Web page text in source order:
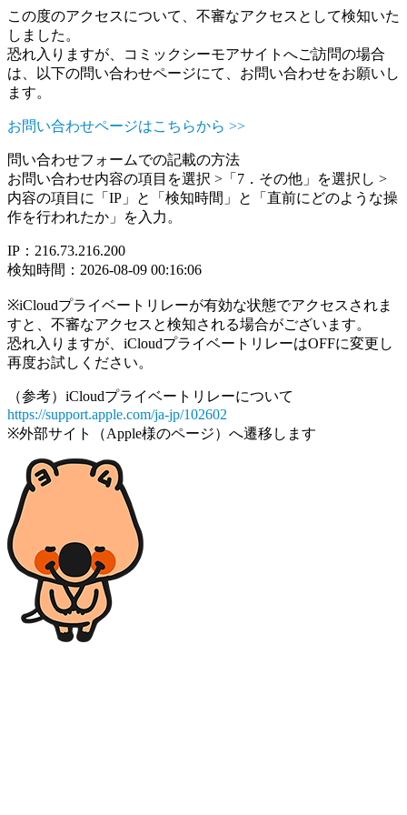
この度のアクセスについて、不審なアクセスとして検知いた
しました。
恐れ入りますが、コミックシーモアサイトへご訪問の場合
は、以下の問い合わせページにて、お問い合わせをお願いし
ます。
お問い合わせページはこちらから >>
問い合わせフォームでの記載の方法
お問い合わせ内容の項目を選択 >「7．その他」を選択し >
内容の項目に「IP」と「検知時間」と「直前にどのような操
作を行われたか」を入力。
IP：216.73.216.200
検知時間：2026-08-09 00:16:06
※iCloudプライベートリレーが有効な状態でアクセスされま
すと、不審なアクセスと検知される場合がございます。
恐れ入りますが、iCloudプライベートリレーはOFFに変更し
再度お試しください。
（参考）iCloudプライベートリレーについて
https://support.apple.com/ja-jp/102602
※外部サイト（Apple様のページ）へ遷移します